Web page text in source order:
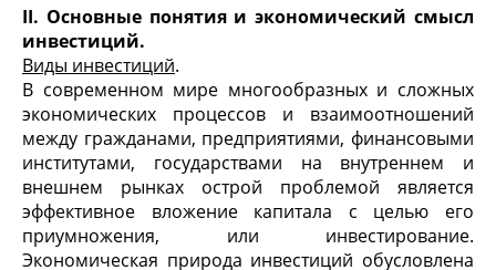
II. Основные понятия и экономический смысл
инвестиций.
Виды инвестиций.
В современном мире многообразных и сложных
экономических процессов и взаимоотноше­ний
между гражданами, предприятиями, финансовыми
институтами, государствами на внутреннем и
внешнем рынках острой проблемой является
эффективное вложение капитала с целью его
приумножения, или инвестирование.
Экономическая природа инвестиций обусловлена